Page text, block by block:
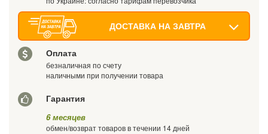
ДОСТАВКА НА ЗАВТРА
Оплата
безналичная по счету
наличными при получении товара
Гарантия
6 месяцев
обмен/возврат товаров в течении 14 дней